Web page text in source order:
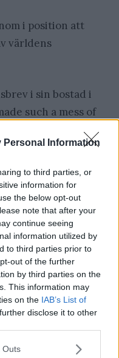
Personal Information
to third parties, or
information for
the below opt-out
note that after your
continue seeing
information utilized by
to third parties prior to
out of the further
by third parties on the
This information may
on the IAB’s List of
disclose it to other
one or more Google
Outs
i position att
världens
i sin bostad i
such a mess of
systematiskt
flyttade han
250 bolag i 43
depression slog till
Det finns även
fallande
världsomfattande